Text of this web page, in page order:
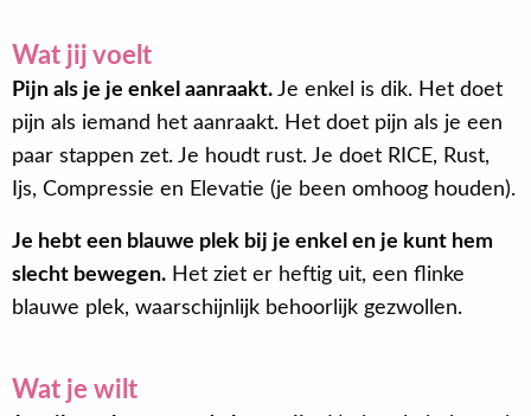
Wat jij voelt
Pijn als je je enkel aanraakt. Je enkel is dik. Het doet
pijn als iemand het aanraakt. Het doet pijn als je een
paar stappen zet. Je houdt rust. Je doet RICE, Rust,
Ijs, Compressie en Elevatie (je been omhoog houden).
Je hebt een blauwe plek bij je enkel en je kunt hem
slecht bewegen. Het ziet er heftig uit, een flinke
blauwe plek, waarschijnlijk behoorlijk gezwollen.
Wat je wilt